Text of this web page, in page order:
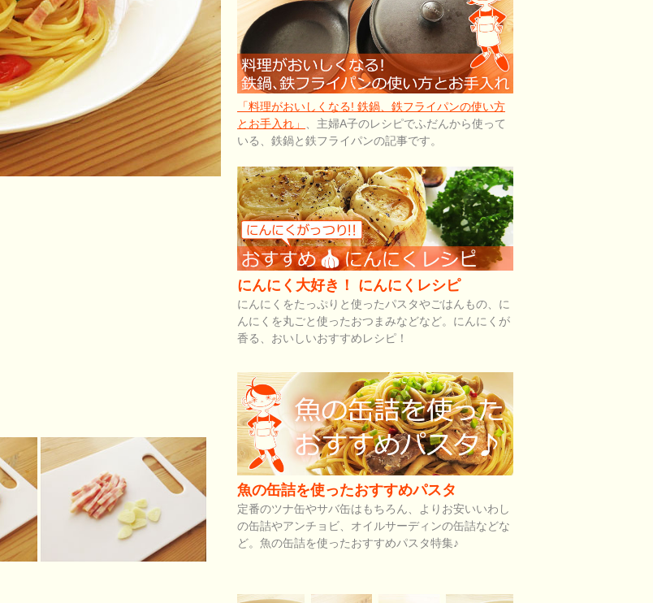
「料理がおいしくなる! 鉄鍋、鉄フライパンの使い方
とお手入れ」
、主婦A子のレシピでふだんから使って
いる、鉄鍋と鉄フライパンの記事です。
にんにく大好き！ にんにくレシピ
にんにくをたっぷりと使ったパスタやごはんもの、に
んにくを丸ごと使ったおつまみなどなど。にんにくが
香る、おいしいおすすめレシピ！
魚の缶詰を使ったおすすめパスタ
定番のツナ缶やサバ缶はもちろん、よりお安いいわし
の缶詰やアンチョビ、オイルサーディンの缶詰などな
ど。魚の缶詰を使ったおすすめパスタ特集♪